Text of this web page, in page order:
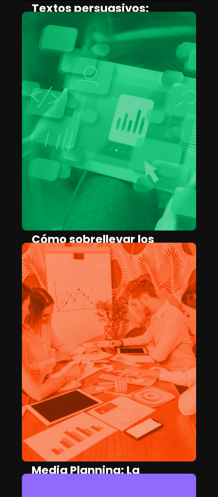
Textos persuasivos:
Aprende a escribir textos
que venden
May 2, 2025 CAMILA HERRERA
Cómo sobrellevar los
cambios en la IA
generativa como un
creativo
April 17, 2025 SARA DE LA PUENTE
Media Planning: La